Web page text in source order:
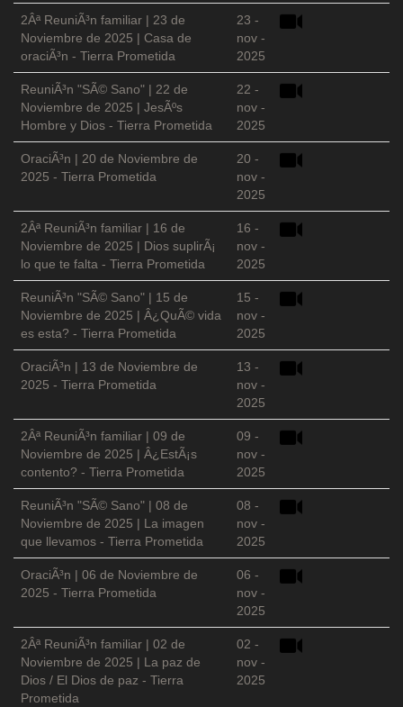
2Âª ReuniÃ³n familiar | 23 de
Noviembre de 2025 | Casa de
oraciÃ³n - Tierra Prometida
23 -
nov -
2025
ReuniÃ³n "SÃ© Sano" | 22 de
Noviembre de 2025 | JesÃºs
Hombre y Dios - Tierra Prometida
22 -
nov -
2025
OraciÃ³n | 20 de Noviembre de
2025 - Tierra Prometida
20 -
nov -
2025
2Âª ReuniÃ³n familiar | 16 de
Noviembre de 2025 | Dios suplirÃ¡
lo que te falta - Tierra Prometida
16 -
nov -
2025
ReuniÃ³n "SÃ© Sano" | 15 de
Noviembre de 2025 | Â¿QuÃ© vida
es esta? - Tierra Prometida
15 -
nov -
2025
OraciÃ³n | 13 de Noviembre de
2025 - Tierra Prometida
13 -
nov -
2025
2Âª ReuniÃ³n familiar | 09 de
Noviembre de 2025 | Â¿EstÃ¡s
contento? - Tierra Prometida
09 -
nov -
2025
ReuniÃ³n "SÃ© Sano" | 08 de
Noviembre de 2025 | La imagen
que llevamos - Tierra Prometida
08 -
nov -
2025
OraciÃ³n | 06 de Noviembre de
2025 - Tierra Prometida
06 -
nov -
2025
2Âª ReuniÃ³n familiar | 02 de
Noviembre de 2025 | La paz de
Dios / El Dios de paz - Tierra
Prometida
02 -
nov -
2025